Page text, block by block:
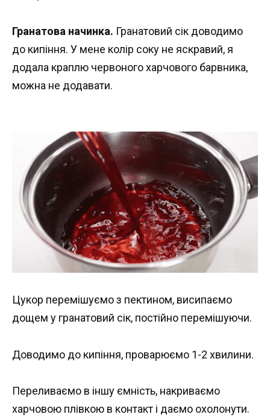
Гранатова начинка. Гранатовий сік доводимо
до кипіння. У мене колір соку не яскравий, я
додала краплю червоного харчового барвника,
можна не додавати.
Цукор перемішуємо з пектином, висипаємо
дощем у гранатовий сік, постійно перемішуючи.
Доводимо до кипіння, проварюємо 1-2 хвилини.
Переливаємо в іншу ємність, накриваємо
харчовою плівкою в контакт і даємо охолонути.